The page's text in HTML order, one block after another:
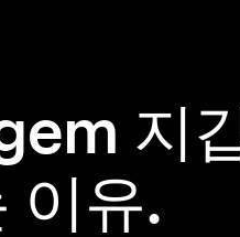
지
이유.